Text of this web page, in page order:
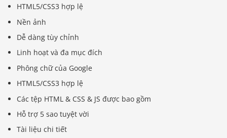
HTML5/CSS3 hợp lệ
Nền ảnh
Dễ dàng tùy chỉnh
Linh hoạt và đa mục đích
Phông chữ của Google
HTML5/CSS3 hợp lệ
Các tệp HTML & CSS & JS được bao gồm
Hỗ trợ 5 sao tuyệt vời
Tài liệu chi tiết